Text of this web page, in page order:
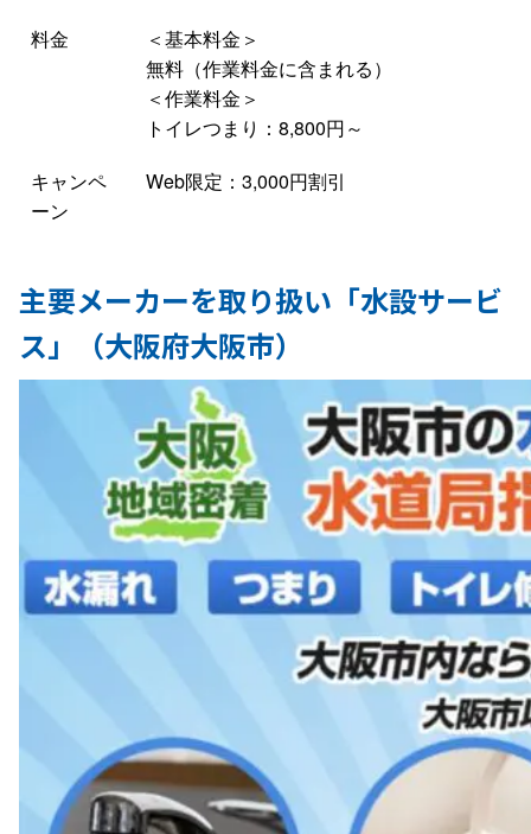
料金
＜基本料金＞
無料（作業料金に含まれる）
＜作業料金＞
トイレつまり：8,800円～
キャンペ
ーン
Web限定：3,000円割引
主要メーカーを取り扱い「水設サービ
ス」（大阪府大阪市）